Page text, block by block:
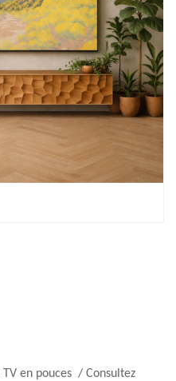
en pouces / Consultez